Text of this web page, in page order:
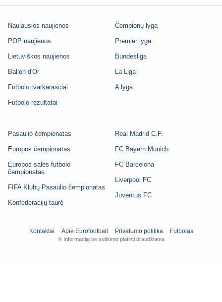
Naujausios naujienos
POP naujienos
Lietuviškos naujienos
Ballon d'Or
Futbolo tvarkarasciai
Futbolo rezultatai
Čempionų lyga
Premier lyga
Bundesliga
La Liga
A lyga
Pasaulio čempionatas
Europos čempionatas
Europos salės futbolo
čempionatas
FIFA Klubų Pasaulio čempionatas
Konfederacijų taurė
Real Madrid C.F.
FC Bayern Munich
FC Barcelona
Liverpool FC
Juventus FC
Kontaktai Apie Eurofootball Privatumo politika Futbolas
© Informaciją be sutikimo platinti draudžiama